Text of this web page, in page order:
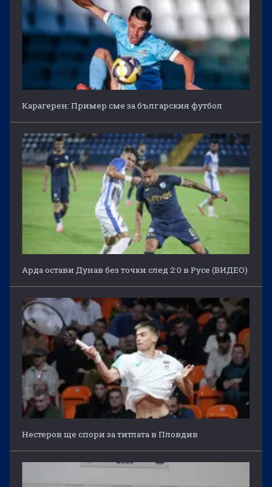
Карагерен: Пример сме за българския футбол
Арда остави Дунав без точки след 2:0 в Русе (ВИДЕО)
Нестеров ще спори за титлата в Пловдив